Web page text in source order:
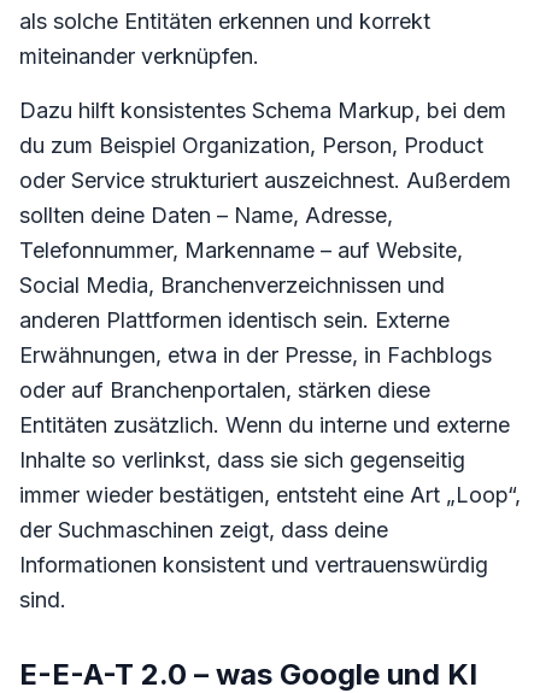
als solche Entitäten erkennen und korrekt
miteinander verknüpfen.
Dazu hilft konsistentes Schema Markup, bei dem
du zum Beispiel Organization, Person, Product
oder Service strukturiert auszeichnest. Außerdem
sollten deine Daten – Name, Adresse,
Telefonnummer, Markenname – auf Website,
Social Media, Branchenverzeichnissen und
anderen Plattformen identisch sein. Externe
Erwähnungen, etwa in der Presse, in Fachblogs
oder auf Branchenportalen, stärken diese
Entitäten zusätzlich. Wenn du interne und externe
Inhalte so verlinkst, dass sie sich gegenseitig
immer wieder bestätigen, entsteht eine Art „Loop“,
der Suchmaschinen zeigt, dass deine
Informationen konsistent und vertrauenswürdig
sind.
E-E-A-T 2.0 – was Google und KI